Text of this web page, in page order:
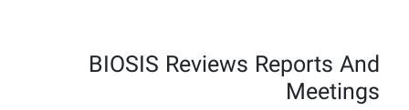
BIOSIS Reviews Reports And
Meetings